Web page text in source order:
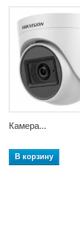
Камера...
В корзину